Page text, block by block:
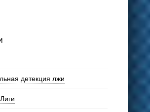
детекция лжи